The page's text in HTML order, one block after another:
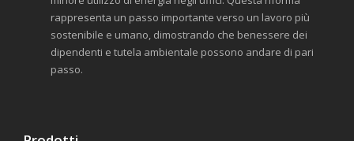
rappresenta un passo importante verso un lavoro più
sostenibile e umano, dimostrando che benessere dei
dipendenti e tutela ambientale possono andare di pari
passo.